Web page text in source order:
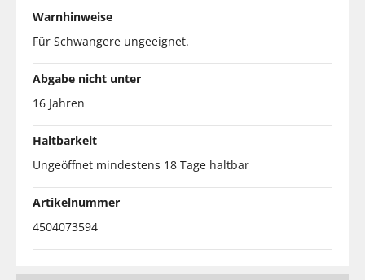
Warnhinweise
Für Schwangere ungeeignet.
Abgabe nicht unter
16 Jahren
Haltbarkeit
Ungeöffnet mindestens 18 Tage haltbar
Artikelnummer
4504073594